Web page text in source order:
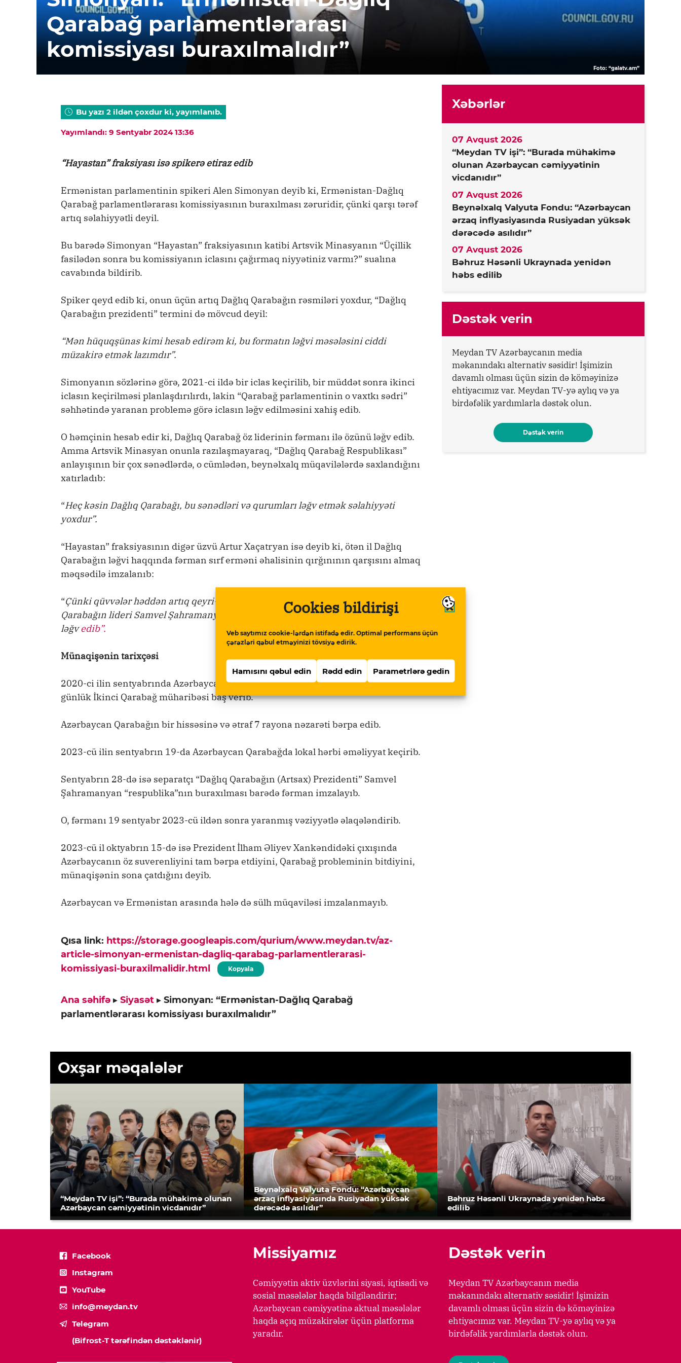
Cookies bildirişi
Veb saytımız cookie-lərdən istifadə edir. Optimal performans üçün
çərəzləri qəbul etməyinizi tövsiyə edirik.
Hamısını qəbul edin Rədd edin Parametrlərə gedin
Qarabağ parlamentlərarası
komissiyası buraxılmalıdır”
Foto: “galatv.am”
Bu yazı 2 ildən çoxdur ki, yayımlanıb.
Yayımlandı: 9 Sentyabr 2024 13:36
“Hayastan” fraksiyası isə spikerə etiraz edib
Ermənistan parlamentinin spikeri Alen Simonyan deyib ki, Ermənistan-Dağlıq
Qarabağ parlamentlərarası komissiyasının buraxılması zəruridir, çünki qarşı tərəf
artıq səlahiyyətli deyil.
Bu barədə Simonyan “Hayastan” fraksiyasının katibi Artsvik Minasyanın “Üçillik
fasilədən sonra bu komissiyanın iclasını çağırmaq niyyətiniz varmı?” sualına
cavabında bildirib.
Spiker qeyd edib ki, onun üçün artıq Dağlıq Qarabağın rəsmiləri yoxdur, “Dağlıq
Qarabağın prezidenti” termini də mövcud deyil:
“Mən hüquqşünas kimi hesab edirəm ki, bu formatın ləğvi məsələsini ciddi
müzakirə etmək lazımdır”.
Simonyanın sözlərinə görə, 2021-ci ildə bir iclas keçirilib, bir müddət sonra ikinci
iclasın keçirilməsi planlaşdırılırdı, lakin “Qarabağ parlamentinin o vaxtkı sədri”
səhhətində yaranan problemə görə iclasın ləğv edilməsini xahiş edib.
O həmçinin hesab edir ki, Dağlıq Qarabağ öz liderinin fərmanı ilə özünü ləğv edib.
Amma Artsvik Minasyan onunla razılaşmayaraq, “Dağlıq Qarabağ Respublikası”
anlayışının bir çox sənədlərdə, o cümlədən, beynəlxalq müqavilələrdə saxlandığını
xatırladıb:
“Heç kəsin Dağlıq Qarabağı, bu sənədləri və qurumları ləğv etmək səlahiyyəti
yoxdur”.
“Hayastan” fraksiyasının digər üzvü Artur Xaçatryan isə deyib ki, ötən il Dağlıq
Qarabağın ləğvi haqqında fərman sırf erməni əhalisinin qırğınının qarşısını almaq
məqsədilə imzalanıb:
“Çünki qüvvələr həddən artıq qeyri-bərabər idi. Üstəlik, onu imzalayan Dağlıq
Qarabağın lideri Samvel Şahramanyan daha sonra bəyan edib ki, o, öz fərmanını
ləğvedib”.
Münaqişənin tarixçəsi
2020-ci ilin sentyabrında Azərbaycan və Ermənistan silahlı qüvvələri arasında 44
günlük İkinci Qarabağ müharibəsi baş verib.
Azərbaycan Qarabağın bir hissəsinə və ətraf 7 rayona nəzarəti bərpa edib.
2023-cü ilin sentyabrın 19-da Azərbaycan Qarabağda lokal hərbi əməliyyat keçirib.
Sentyabrın 28-də isə separatçı “Dağlıq Qarabağın (Artsax) Prezidenti” Samvel
Şahramanyan “respublika”nın buraxılması barədə fərman imzalayıb.
O, fərmanı 19 sentyabr 2023-cü ildən sonra yaranmış vəziyyətlə əlaqələndirib.
2023-cü il oktyabrın 15-də isə Prezident İlham Əliyev Xankəndidəki çıxışında
Azərbaycanın öz suverenliyini tam bərpa etdiyini, Qarabağ probleminin bitdiyini,
münaqişənin sona çatdığını deyib.
Azərbaycan və Ermənistan arasında hələ də sülh müqaviləsi imzalanmayıb.
Qısa link: https://storage.googleapis.com/qurium/www.meydan.tv/az-
article-simonyan-ermenistan-dagliq-qarabag-parlamentlerarasi-
komissiyasi-buraxilmalidir.html
Kopyala
Ana səhifə ▸ Siyasət ▸ Simonyan: “Ermənistan-Dağlıq Qarabağ
parlamentlərarası komissiyası buraxılmalıdır”
Xəbərlər
“Meydan TV işi”: “Burada mühakimə
olunan Azərbaycan cəmiyyətinin
vicdanıdır”
07 Avqust 2026
Beynəlxalq Valyuta Fondu: “Azərbaycan
ərzaq inflyasiyasında Rusiyadan yüksək
dərəcədə asılıdır”
07 Avqust 2026
Bəhruz Həsənli Ukraynada yenidən
həbs edilib
07 Avqust 2026
Dəstək verin
Meydan TV Azərbaycanın media
məkanındakı alternativ səsidir! İşimizin
davamlı olması üçün sizin də köməyinizə
ehtiyacımız var. Meydan TV-yə aylıq və ya
birdəfəlik yardımlarla dəstək olun.
Dəstək verin
Oxşar məqalələr
“Meydan TV işi”: “Burada mühakimə olunan
Azərbaycan cəmiyyətinin vicdanıdır”
Beynəlxalq Valyuta Fondu: “Azərbaycan
ərzaq inflyasiyasında Rusiyadan yüksək
dərəcədə asılıdır”
Bəhruz Həsənli Ukraynada yenidən həbs
edilib
Facebook
Instagram
YouTube
info@meydan.tv
Telegram
(Bifrost-T tərəfindən dəstəklənir)
Missiyamız
Cəmiyyətin aktiv üzvlərini siyasi, iqtisadi və
sosial məsələlər haqda bilgiləndirir;
Azərbaycan cəmiyyətinə aktual məsələlər
haqda açıq müzakirələr üçün platforma
yaradır.
Dəstək verin
Meydan TV Azərbaycanın media
məkanındakı alternativ səsidir! İşimizin
davamlı olması üçün sizin də köməyinizə
ehtiyacımız var. Meydan TV-yə aylıq və ya
birdəfəlik yardımlarla dəstək olun.